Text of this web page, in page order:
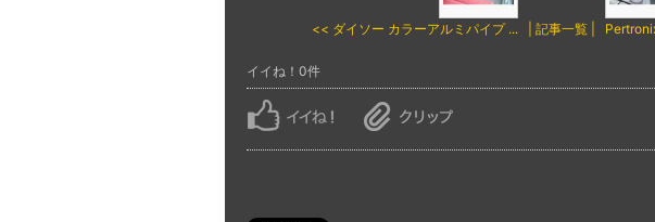
<< ダイソー カラーアルミパイプ ... | 記事一覧 |
イイね！0件